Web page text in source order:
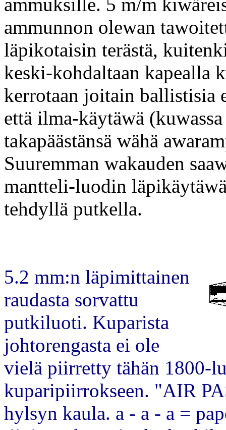
ammunnon olewan
läpikotaisin terästä,
keski-kohdaltaan kapealla
kerrotaan joitain ballistisia
että ilma-käytäwä
takapäästänsä wähä
Suuremman wakauden
mantteli-luodin
tehdyllä putkella.
5.2 mm:n läpimittainen
raudasta sorvattu
putkiluoti. Kuparista
johtorengasta ei ole
vielä piirretty tähän 1800-
kuparipiirrokseen. "AIR
hylsyn kaula. a - a - a =